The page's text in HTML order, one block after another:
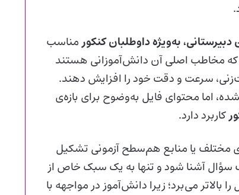
به‌ویژه داوطلبان کنکورمناسب
مخاطب اصلی آن دانش‌آموزانی هستند
سرعت و دقت خود را افزایش دهند.
اما محتوای فایل به‌وضوح برای بازه‌ی
کاربرد دارد.
مختلف یا منابع هم‌سطح آزمونی تشکیل
آشنا شود و تنها به یک سبک خاص از
می‌برد؛ زیرا دانش‌آموز در مواجهه با